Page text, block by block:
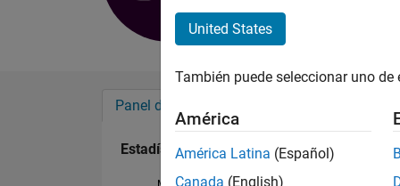
Panel de control
Estadística
United States
También puede seleccionar uno
América
América Latina (Español)
Canada (English)